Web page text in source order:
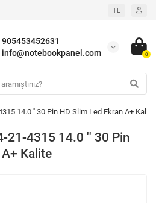
TL
905453452631
info@notebookpanel.com
0
14.0 '' 30 Pin HD Slim Led Ekran A+ Kalite
21-4315 14.0 '' 30 Pin
Kalite